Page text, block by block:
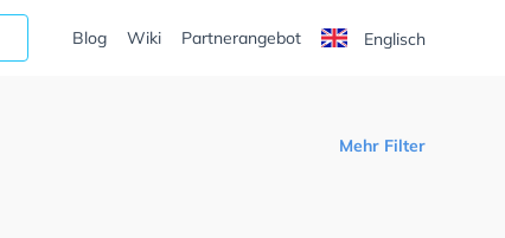
Blog Wiki Partnerangebot Englisch
Mehr Filter